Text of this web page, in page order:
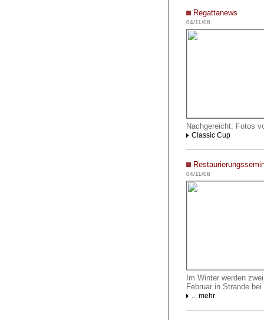
Regattanews
04/11/08
Nachgereicht: Fotos
Classic Cup
04/11/08
Im Winter werden
Februar in Strande
... mehr